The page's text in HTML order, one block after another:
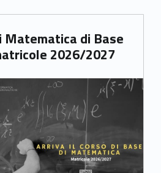
Matematica di Base
2026/2027